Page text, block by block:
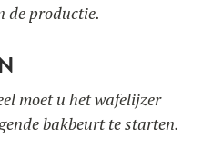
de productie.
moet u het wafelijzer
bakbeurt te starten.